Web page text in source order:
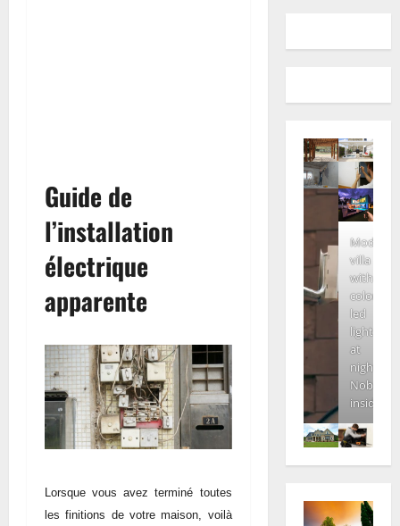
Guide de
l’installation
électrique
apparente
Lorsque vous avez terminé toutes
les finitions de votre maison, voilà
Modern
villa
with
colored
led
lights
at
night.
Nobody
inside